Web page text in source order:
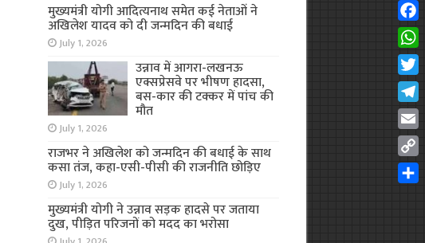
मुख्यमंत्री योगी आदित्यनाथ समेत कई नेताओं ने
अखिलेश यादव को दी जन्मदिन की बधाई
July 1, 2026
उन्नाव में आगरा-लखनऊ
एक्सप्रेसवे पर भीषण हादसा,
बस-कार की टक्कर में पांच की
मौत
July 1, 2026
राजभर ने अखिलेश को जन्मदिन की बधाई के साथ
कसा तंज, कहा-एसी-पीसी की राजनीति छोड़िए
July 1, 2026
मुख्यमंत्री योगी ने उन्नाव सड़क हादसे पर जताया
दुख, पीड़ित परिजनों को मदद का भरोसा
Copy
Link